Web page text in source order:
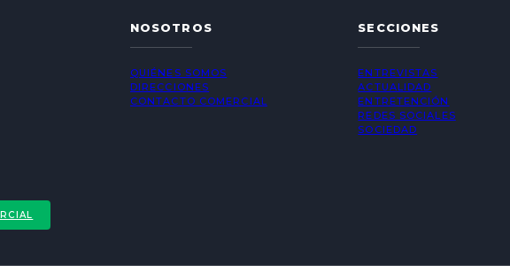
NOSOTROS
QUIÉNES SOMOS
DIRECCIONES
CONTACTO COMERCIAL
SECCIONES
ENTREVISTAS
ACTUALIDAD
ENTRETENCIÓN
REDES SOCIALES
SOCIEDAD